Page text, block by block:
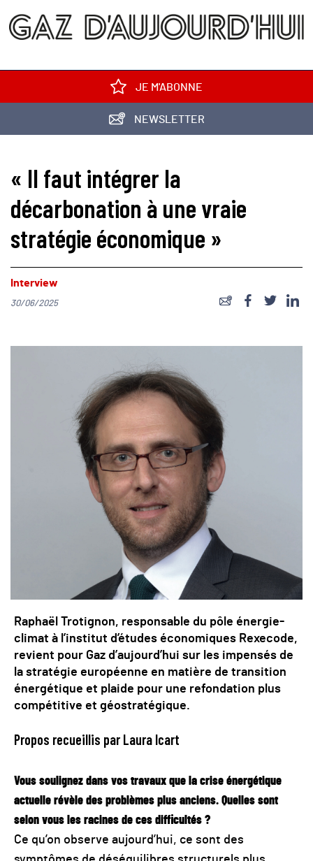
JE M'ABONNE
NEWSLETTER
« Il faut intégrer la
décarbonation à une vraie
stratégie économique »
Interview
30/06/2025
Raphaël Trotignon, responsable du pôle énergie-
climat à l’institut d’études économiques Rexecode,
revient pour Gaz d’aujourd’hui sur les impensés de
la stratégie européenne en matière de transition
énergétique et plaide pour une refondation plus
compétitive et géostratégique.
Propos recueillis par Laura Icart
Vous soulignez dans vos travaux que la crise énergétique
actuelle révèle des problèmes plus anciens. Quelles sont
selon vous les racines de ces difficultés ?
Ce qu’on observe aujourd’hui, ce sont des